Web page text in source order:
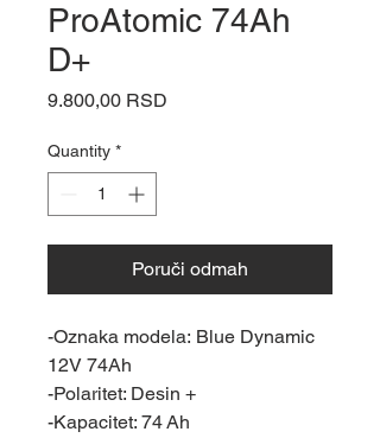
ProAtomic 74Ah
D+
9.800,00 RSD
Quantity *
Poruči odmah
-Oznaka modela: Blue Dynamic
12V 74Ah
-Polaritet: Desin +
-Kapacitet: 74 Ah